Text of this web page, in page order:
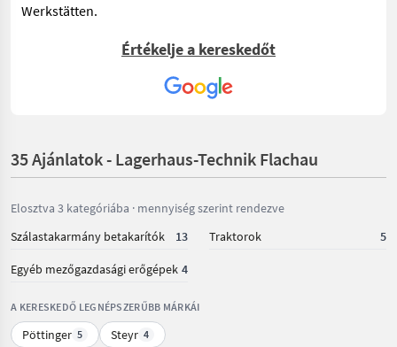
Werkstätten.
,am 20-11-2020
Sehr freundliche und kompetente Mitarbeiter. Hier wurde
uns bei einer defekten Bremse bei einen Anhänger perfekt
Robert K.,am 05-04-2018
Super team schnell immer alles da was mann braucht
Értékelje a kereskedőt
35 Ajánlatok - Lagerhaus-Technik Flachau
Elosztva 3 kategóriába · mennyiség szerint rendezve
Szálastakarmány betakarítók
13 Traktorok 5
Egyéb mezőgazdasági erőgépek 4
A KERESKEDŐ LEGNÉPSZERŰBB MÁRKÁI
Pöttinger 5 Steyr 4